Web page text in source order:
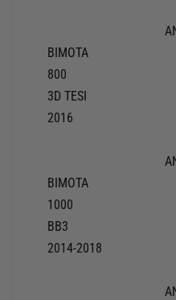
BIMOTA
800
3D TESI
2016
BIMOTA
1000
BB3
2014-2018